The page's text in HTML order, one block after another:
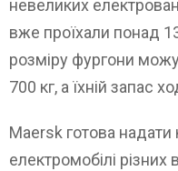
невеликих
вже проїхали понад
розміру фургони
700 кг, а їхній запас
Maersk готова надати
електромобілі різних